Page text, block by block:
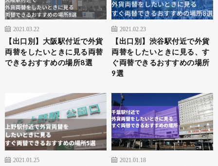
2021.03.22
【出口別】大阪駅付近で外貨
両替をしたいときに見る両替
できるおすすめの場所8選
2021.02.23
【出口別】渋谷駅付近で外貨
両替をしたいときに見る、す
ぐ両替できるおすすめの場所
9選
2021.01.25 2021.01.18